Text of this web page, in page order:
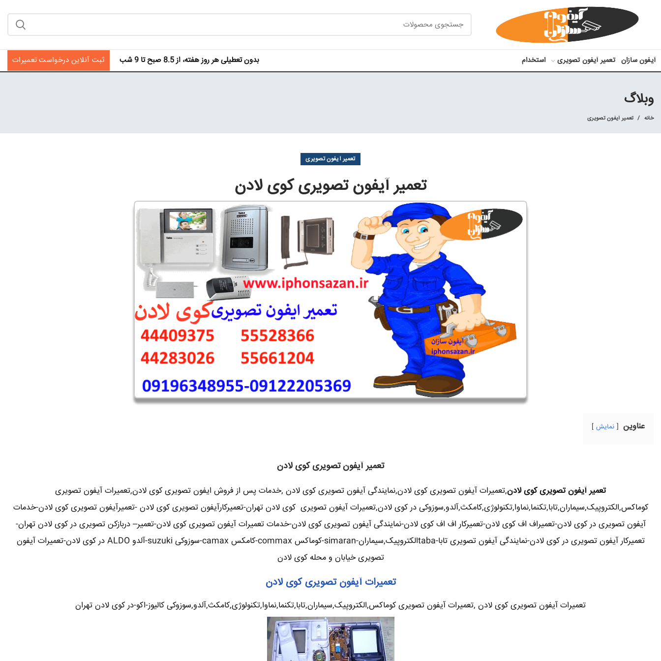
آیفون سازان تعمیر آیفون تصویری استخدام بدون تعطیلی هر روز هفته، از 8.5 صبح تا 9 شب ثبت آنلاین درخواست تعمیرات
وبلاگ
خانه تعمیر آیفون تصویری
تعمیر آیفون تصویری
تعمیر آیفون تصویری کوی لادن
عناوین نمایش
تعمیر آیفون تصویری کوی لادن
تعمیر آیفون تصویری کوی لادن,تعمیرات آیفون تصویری کوی لادن,نمایندگی آیفون تصویری کوی لادن ,خدمات پس از فروش ایفون تصویری کوی لادن,تعمیرات آیفون تصویری
کوماکس,الکتروپیک,سیماران,تابا,تکنما,نماوا,تکنولوژی,کامکث,آلدو,سوزوکی در کوی لادن,تعمیرات آیفون تصویری کوی لادن تهران-تعمیرکارآیفون تصویری کوی لادن -تعمیرآیفون تصویری کوی لادن-خدمات
آیفون تصویری در کوی لادن-تعمیراف اف کوی لادن-تعمیرکار اف اف کوی لادن-نمایندگی آیفون تصویری کوی لادن-خدمات تعمیرات آیفون تصویری کوی لادن-تعمیر– دربازکن تصویری در کوی لادن تهران-
تعمیرکار آیفون تصویری در کوی لادن-نمایندگی آیفون تصویری تابا-tabaالکتروپیک,سیماران-simaran-کوماکس commax-کامکس camax-سوزوکی suzuki-آلدو ALDO در کوی لادن-تعمیرات آیفون
تصویری خیابان و محله کوی لادن
تعمیرات آیفون تصویری کوی لادن
تعمیرات آیفون تصویری کوی لادن ,تعمیرات آیفون تصویری کوماکس,الکتروپیک,سیماران,تابا,تکنما,نماوا,تکنولوژی,کامکث,آلدو,سوزوکی کالیوز-اکو-در کوی لادن تهران